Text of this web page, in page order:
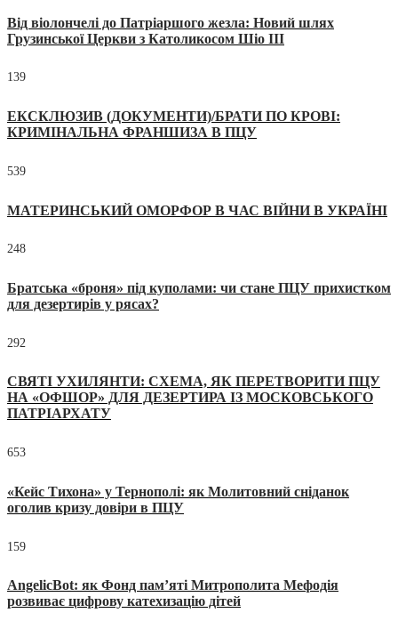
Від віолончелі до Патріаршого жезла: Новий шлях
Грузинської Церкви з Католикосом Шіо III
139
ЕКСКЛЮЗИВ (ДОКУМЕНТИ)/БРАТИ ПО КРОВІ:
КРИМІНАЛЬНА ФРАНШИЗА В ПЦУ
539
МАТЕРИНСЬКИЙ ОМОРФОР В ЧАС ВІЙНИ В УКРАЇНІ
248
Братська «броня» під куполами: чи стане ПЦУ прихистком
для дезертирів у рясах?
292
СВЯТІ УХИЛЯНТИ: СХЕМА, ЯК ПЕРЕТВОРИТИ ПЦУ
НА «ОФШОР» ДЛЯ ДЕЗЕРТИРА ІЗ МОСКОВСЬКОГО
ПАТРІАРХАТУ
653
«Кейс Тихона» у Тернополі: як Молитовний сніданок
оголив кризу довіри в ПЦУ
159
AngelicBot: як Фонд пам’яті Митрополита Мефодія
розвиває цифрову катехизацію дітей